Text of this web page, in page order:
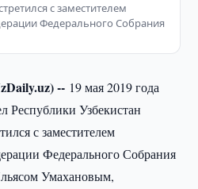
с заместителем
Федерального Собрания
-- 19 мая 2019 года
Республики Узбекистан
с заместителем
Федерального Собрания
Умахановым,